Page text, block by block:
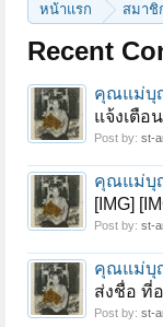
หน้าแรก สมาชิ
Recent
คุณแม่บุ
แจ้งเตือ
Post by: st-
คุณแม่บุ
[IMG]
Post by: st-
คุณแม่บุ
ส่งชื่อ ที่
Post by: st-